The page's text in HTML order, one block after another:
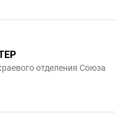
отделения Союза